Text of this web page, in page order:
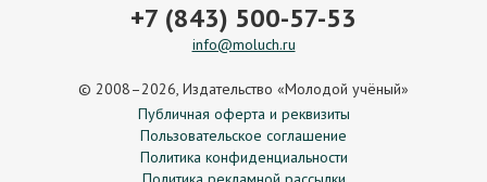
+7 (843) 500-57-53
info@moluch.ru
© 2008–2026, Издательство «Молодой учёный»
Публичная оферта и реквизиты
Пользовательское соглашение
Политика конфиденциальности